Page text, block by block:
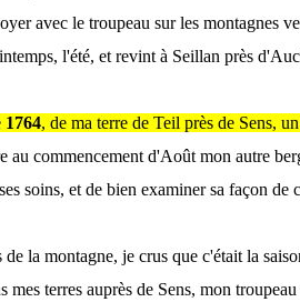
avec le troupeau sur les montagnes
l'été, et revint à Seillan près
1764, de ma terre de Teil près de Sens,
commencement d'Août mon autre
soins, et de bien examiner sa façon de
la montagne, je crus que c'était la
terres auprès de Sens, mon